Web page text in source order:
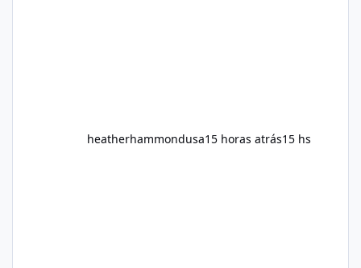
heatherhammondusa15 horas atrás15 hs